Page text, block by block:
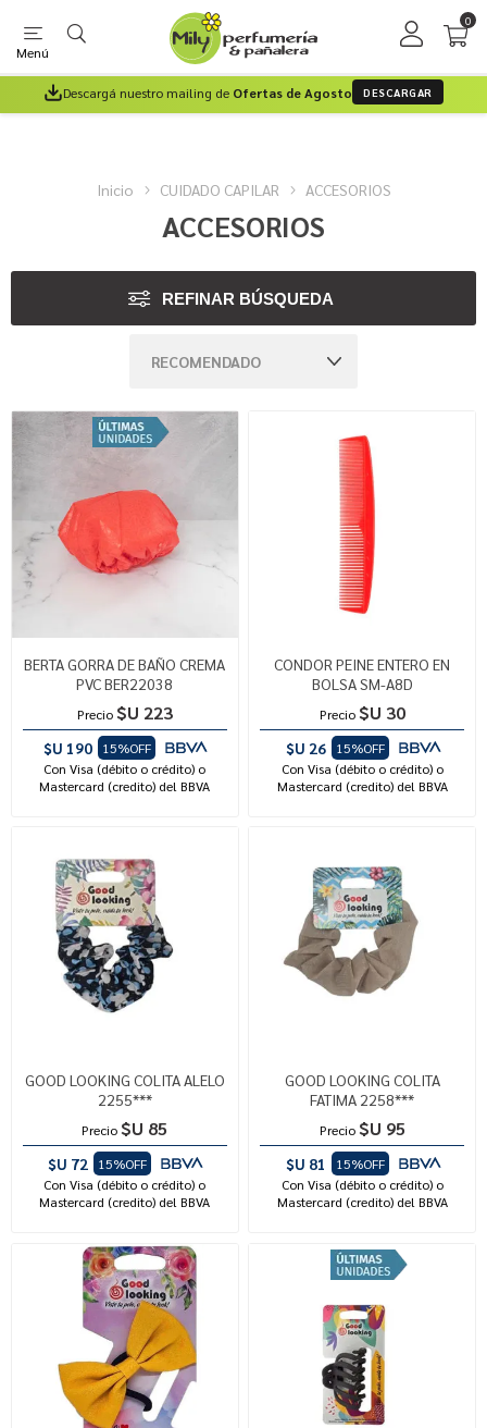
Menú
0
Descargá nuestro mailing de Ofertas de Agosto DESCARGAR
Inicio CUIDADO CAPILAR ACCESORIOS
ACCESORIOS
REFINAR BÚSQUEDA
BERTA GORRA DE BAÑO CREMA
PVC BER22038
Precio $U 223
$U 190
15%OFF
Con Visa (débito o crédito) o
Mastercard (credito) del BBVA
CONDOR PEINE ENTERO EN
BOLSA SM-A8D
Precio $U 30
$U 26
15%OFF
Con Visa (débito o crédito) o
Mastercard (credito) del BBVA
GOOD LOOKING COLITA ALELO
2255***
Precio $U 85
$U 72
15%OFF
Con Visa (débito o crédito) o
Mastercard (credito) del BBVA
GOOD LOOKING COLITA
FATIMA 2258***
Precio $U 95
$U 81
15%OFF
Con Visa (débito o crédito) o
Mastercard (credito) del BBVA